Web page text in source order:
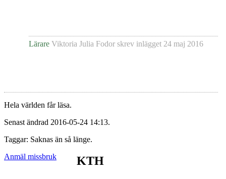
Lärare Viktoria Julia Fodor skrev inlägget 24 maj 2016
Hela världen får läsa.
Senast ändrad 2016-05-24 14:13.
Taggar: Saknas än så länge.
Anmäl missbruk
KTH